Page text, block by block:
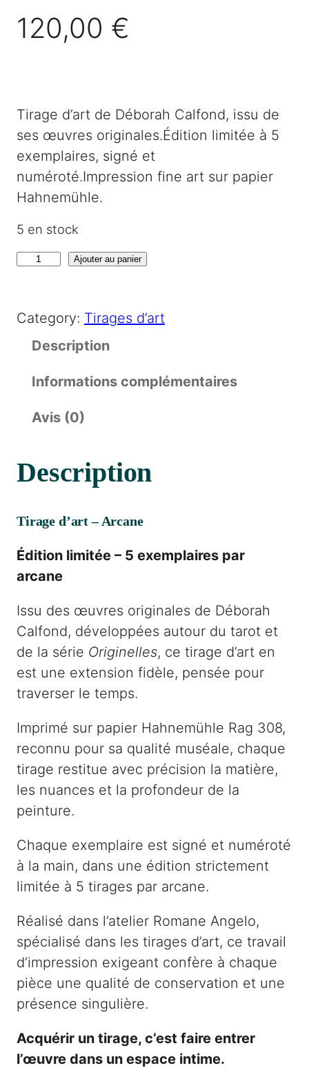
120,00 €
Tirage d’art de Déborah Calfond, issu de
ses œuvres originales.Édition limitée à 5
exemplaires, signé et
numéroté.Impression fine art sur papier
Hahnemühle.
5 en stock
n
T
a
g
e
'
a
r
t
–
a
M
a
i
s
o
n
D
e
u
Ajouter au panier
Category: Tirages d’art
Description
Informations complémentaires
Avis (0)
Description
Tirage d’art – Arcane
Édition limitée – 5 exemplaires par
arcane
Issu des œuvres originales de Déborah
Calfond, développées autour du tarot et
de la série Originelles, ce tirage d’art en
est une extension fidèle, pensée pour
traverser le temps.
Imprimé sur papier Hahnemühle Rag 308,
reconnu pour sa qualité muséale, chaque
tirage restitue avec précision la matière,
les nuances et la profondeur de la
peinture.
Chaque exemplaire est signé et numéroté
à la main, dans une édition strictement
limitée à 5 tirages par arcane.
Réalisé dans l’atelier Romane Angelo,
spécialisé dans les tirages d’art, ce travail
d’impression exigeant confère à chaque
pièce une qualité de conservation et une
présence singulière.
Acquérir un tirage, c’est faire entrer
l’œuvre dans un espace intime.